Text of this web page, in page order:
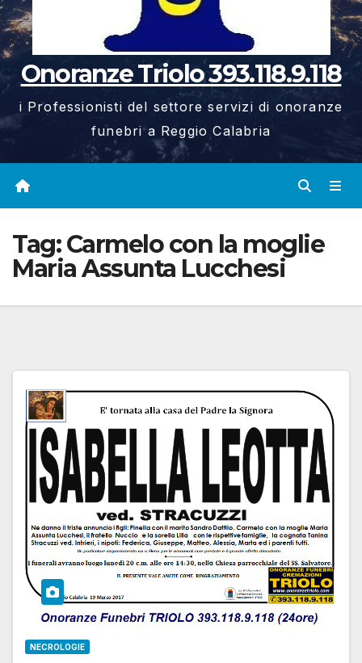
Onoranze Triolo 393.118.9.118
i Professionisti del settore servizi di onoranze
funebri a Reggio Calabria
Tag:Carmelo con la moglie
Maria Assunta Lucchesi
NECROLOGIE